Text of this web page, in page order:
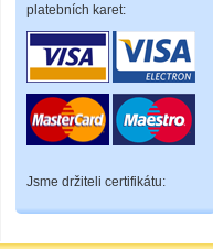
platebních karet:
Jsme držiteli certifikátu: